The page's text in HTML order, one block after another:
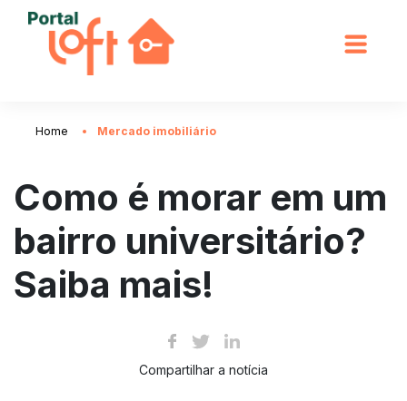
Home Mercado imobiliário
Como é morar em um
bairro universitário?
Saiba mais!
Compartilhar a notícia